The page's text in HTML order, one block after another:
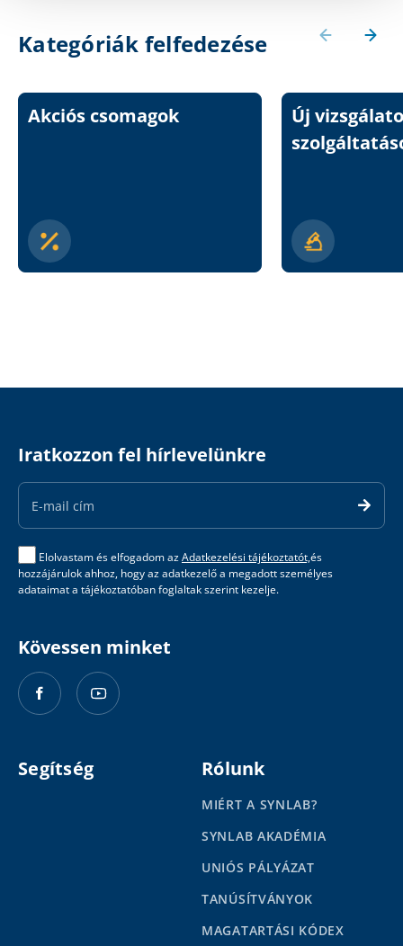
Kategóriák felfedezése
Akciós csomagok
Új
Iratkozzon fel hírlevelünkre
Email
Address
Elolvastam és elfogadom azAdatkezelési tájékoztatót,és
hozzájárulok ahhoz, hogy az adatkezelő a megadott személyes
adataimat a tájékoztatóban foglaltak szerint kezelje.
Kövessen minket
Segítség Rólunk
MIÉRT A SYNLAB?
SYNLAB AKADÉMIA
UNIÓS PÁLYÁZAT
TANÚSÍTVÁNYOK
MAGATARTÁSI KÓDEX